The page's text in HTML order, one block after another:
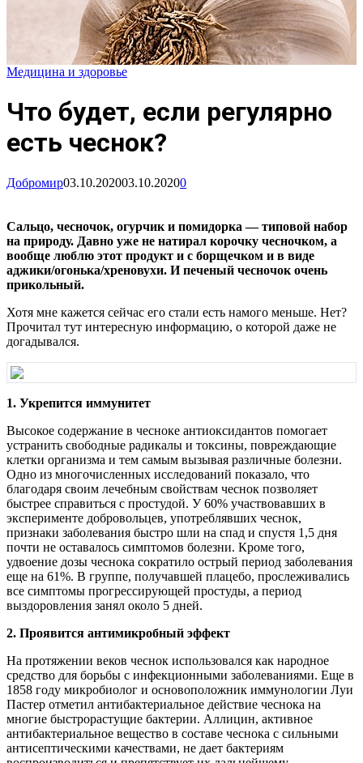
Медицина и здоровье
Что будет, если регулярно
есть чеснок?
Добромир03.10.202003.10.20200
Сальцо, чесночок, огурчик и помидорка — типовой набор
на природу. Давно уже не натирал корочку чесночком, а
вообще люблю этот продукт и с борщечком и в виде
аджики/огонька/хреновухи. И печеный чесночок очень
прикольный.
Хотя мне кажется сейчас его стали есть намого меньше. Нет?
Прочитал тут интересную информацию, о которой даже не
догадывался.
1. Укрепится иммунитет
Высокое содержание в чесноке антиоксидантов помогает
устранить свободные радикалы и токсины, повреждающие
клетки организма и тем самым вызывая различные болезни.
Одно из многочисленных исследований показало, что
благодаря своим лечебным свойствам чеснок позволяет
быстрее справиться с простудой. У 60% участвовавших в
эксперименте добровольцев, употреблявших чеснок,
признаки заболевания быстро шли на спад и спустя 1,5 дня
почти не оставалось симптомов болезни. Кроме того,
удвоение дозы чеснока сократило острый период заболевания
еще на 61%. В группе, получавшей плацебо, прослеживались
все симптомы прогрессирующей простуды, а период
выздоровления занял около 5 дней.
2. Проявится антимикробный эффект
На протяжении веков чеснок использовался как народное
средство для борьбы с инфекционными заболеваниями. Еще в
1858 году микробиолог и основоположник иммунологии Луи
Пастер отметил антибактериальное действие чеснока на
многие быстрорастущие бактерии. Аллицин, активное
антибактериальное вещество в составе чеснока с сильными
антисептическими качествами, не дает бактериям